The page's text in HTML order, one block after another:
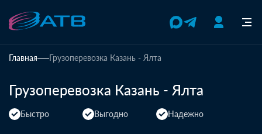
Главная Грузоперевозка Казань - Ялта
Грузоперевозка Казань - Ялта
Быстро Выгодно Надежно